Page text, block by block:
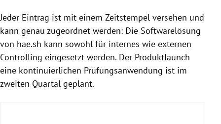
Jeder Eintrag ist mit einem Zeitstempel versehen und
kann genau zugeordnet werden: Die Softwarelösung
von hae.sh kann sowohl für internes wie externen
Controlling eingesetzt werden. Der Produktlaunch
eine kontinuierlichen Prüfungsanwendung ist im
zweiten Quartal geplant.